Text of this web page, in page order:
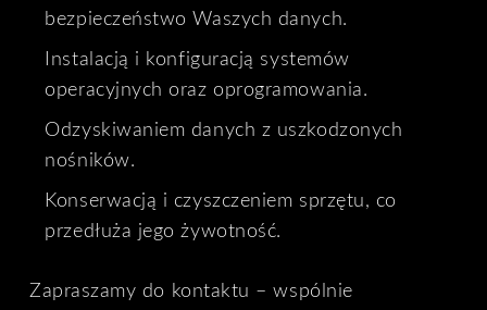
bezpieczeństwo Waszych danych.
Instalacją i konfiguracją systemów
operacyjnych oraz oprogramowania.
Odzyskiwaniem danych z uszkodzonych
nośników.
Konserwacją i czyszczeniem sprzętu, co
przedłuża jego żywotność.
Zapraszamy do kontaktu – wspólnie